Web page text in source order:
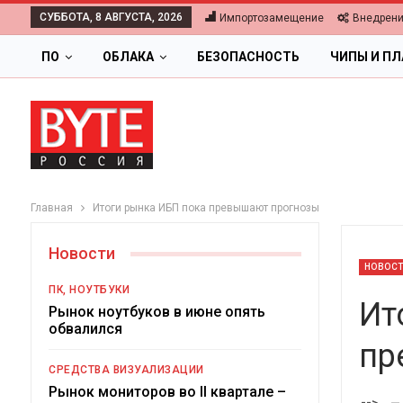
СУББОТА, 8 АВГУСТА, 2026 Импортозамещение
ПО ОБЛАКА БЕЗОПАСНОСТЬ ЧИПЫ И
Главная Итоги рынка ИБП пока превышают прогнозы
Новости
ПК, НОУТБУКИ
Рынок ноутбуков в июне опять
обвалился
СРЕДСТВА ВИЗУАЛИЗАЦИИ
Рынок мониторов во II квартале –Цифровая экономика 2026.